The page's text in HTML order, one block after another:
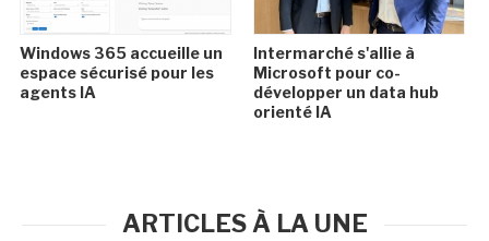
Windows 365 accueille un
espace sécurisé pour les
agents IA
Intermarché s'allie à
Microsoft pour co-
développer un data hub
orienté IA
ARTICLES À LA UNE